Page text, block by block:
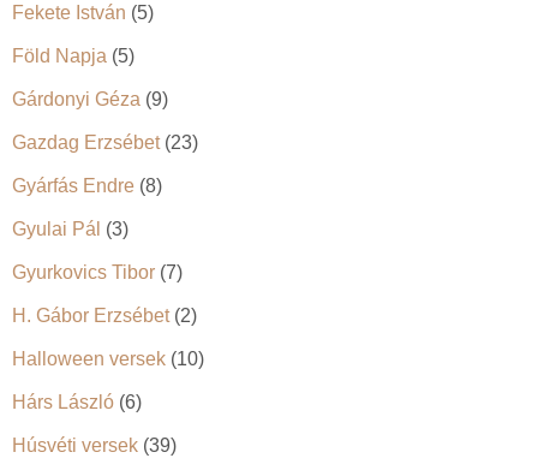
Fekete István (5)
Föld Napja (5)
Gárdonyi Géza (9)
Gazdag Erzsébet(23)
Gyárfás Endre (8)
Gyulai Pál (3)
Gyurkovics Tibor (7)
H. Gábor Erzsébet(2)
Halloween versek (10)
Hárs László (6)
Húsvéti versek (39)